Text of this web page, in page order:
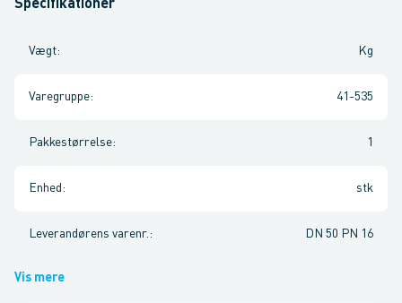
Specifikationer
Vægt: Kg
Varegruppe: 41-535
Pakkestørrelse: 1
Enhed : stk
Leverandørens varenr. : DN 50 PN 16
Vis mere